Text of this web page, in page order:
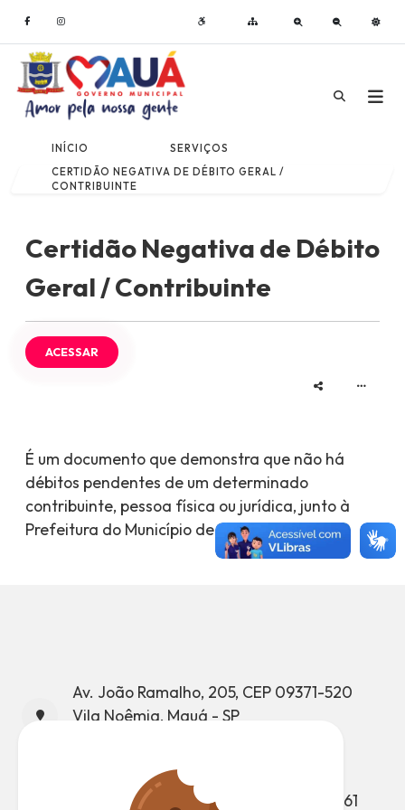
INÍCIO
SERVIÇOS
CERTIDÃO NEGATIVA DE DÉBITO GERAL /
CONTRIBUINTE
Certidão Negativa de Débito
Geral / Contribuinte
ACESSAR
É um documento que demonstra que não há
débitos pendentes de um determinado
contribuinte, pessoa física ou jurídica, junto à
Prefeitura do Município de Mauá.
Av. João Ramalho, 205, CEP 09371-520
Vila Noêmia, Mauá - SP
Telefone: (11) 4512-7500
Atendimento ao Munícipe: (11) 4512-7661